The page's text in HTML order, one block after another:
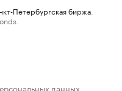
Петербургская биржа
данных